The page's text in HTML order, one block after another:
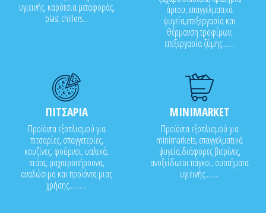
υγιεινής, καρότσια μεταφοράς,
blast chillers...
άρτου, επαγγελματικά
ψυγεία,επεξεργασία και
θέρμανση τροφίμων,
επεξεργασία ζύμης.......
ΠΙΤΣΑΡΙΑ
Προϊόντα εξοπλισμού για
πιτσαρίες, σπαγγετερίες,
κουζίνες, φούρνοι, υαλικά,
πιάτα, μαχαιροπήρουνα,
αναλώσιμα και προϊόντα μιας
χρήσης..........
MINIMARKET
Προϊόντα εξοπλισμού για
minimarkets, επαγγελματικά
ψυγεία,διάφορες βιτρίνες,
ανοξείδωτοι πάγκοι, συστήματα
υγιεινής........